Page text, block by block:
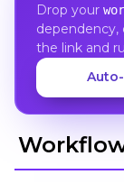
Drop your
dependency,
the link and